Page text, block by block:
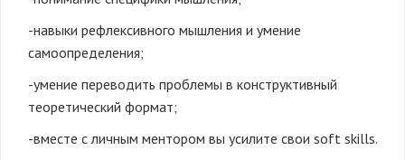
-навыки рефлексивного мышления и умение
самоопределения;
-умение переводить проблемы в конструктивный
теоретический формат;
-вместе с личным ментором вы усилите свои soft skills.